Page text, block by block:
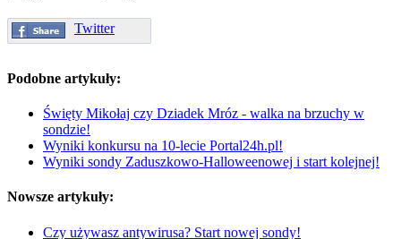
Twitter
Podobne artykuły:
Święty Mikołaj czy Dziadek Mróz - walka na brzuchy w
sondzie!
Wyniki konkursu na 10-lecie Portal24h.pl!
Wyniki sondy Zaduszkowo-Halloweenowej i start kolejnej!
Nowsze artykuły:
Czy używasz antywirusa? Start nowej sondy!